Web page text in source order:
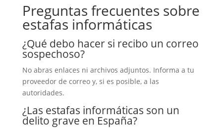
Preguntas frecuentes sobre
estafas informáticas
¿Qué debo hacer si recibo un correo
sospechoso?
No abras enlaces ni archivos adjuntos. Informa a tu
proveedor de correo y, si es posible, a las
autoridades.
¿Las estafas informáticas son un
delito grave en España?